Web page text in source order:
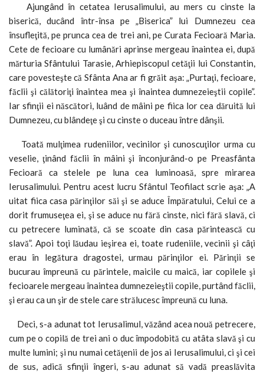
Ajungând în cetatea Ierusalimului, au mers cu cinste la
biserică, ducând într-însa pe „Biserica” lui Dumnezeu cea
însufleţită, pe prunca cea de trei ani, pe Curata Fecioară Maria.
Cete de fecioare cu lumânări aprinse mergeau înaintea ei, după
mărturia Sfântului Tarasie, Arhiepiscopul cetăţii lui Constantin,
care povesteşte că Sfânta Ana ar fi grăit aşa: „Purtaţi, fecioare,
făclii şi călătoriţi înaintea mea şi înaintea dumnezeieştii copile”.
Iar sfinţii ei născători, luând de mâini pe fiica lor cea dăruită lui
Dumnezeu, cu blândeţe şi cu cinste o duceau între dânşii.
Toată mulţimea rudeniilor, vecinilor şi cunoscuţilor urma cu
veselie, ţinând făclii în mâini şi înconjurând-o pe Preasfânta
Fecioară ca stelele pe luna cea luminoasă, spre mirarea
Ierusalimului. Pentru acest lucru Sfântul Teofilact scrie aşa: „A
uitat fiica casa părinţilor săi şi se aduce Împăratului, Celui ce a
dorit frumuseţea ei, şi se aduce nu fără cinste, nici fără slavă, ci
cu petrecere luminată, că se scoate din casa părintească cu
slavă”. Apoi toţi lăudau ieşirea ei, toate rudeniile, vecinii şi câţi
erau în legătura dragostei, urmau părinţilor ei. Părinţii se
bucurau împreună cu părintele, maicile cu maică, iar copilele şi
fecioarele mergeau înaintea dumnezeieştii copile, purtând făclii,
şi erau ca un şir de stele care strălucesc împreună cu luna.
Deci, s-a adunat tot Ierusalimul, văzând acea nouă petrecere,
cum pe o copilă de trei ani o duc împodobită cu atâta slavă şi cu
multe lumini; şi nu numai cetăţenii de jos ai Ierusalimului, ci şi cei
de sus, adică sfinţii îngeri, s-au adunat să vadă preaslăvita